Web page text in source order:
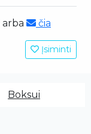
arba čia
Įsiminti
Boksui